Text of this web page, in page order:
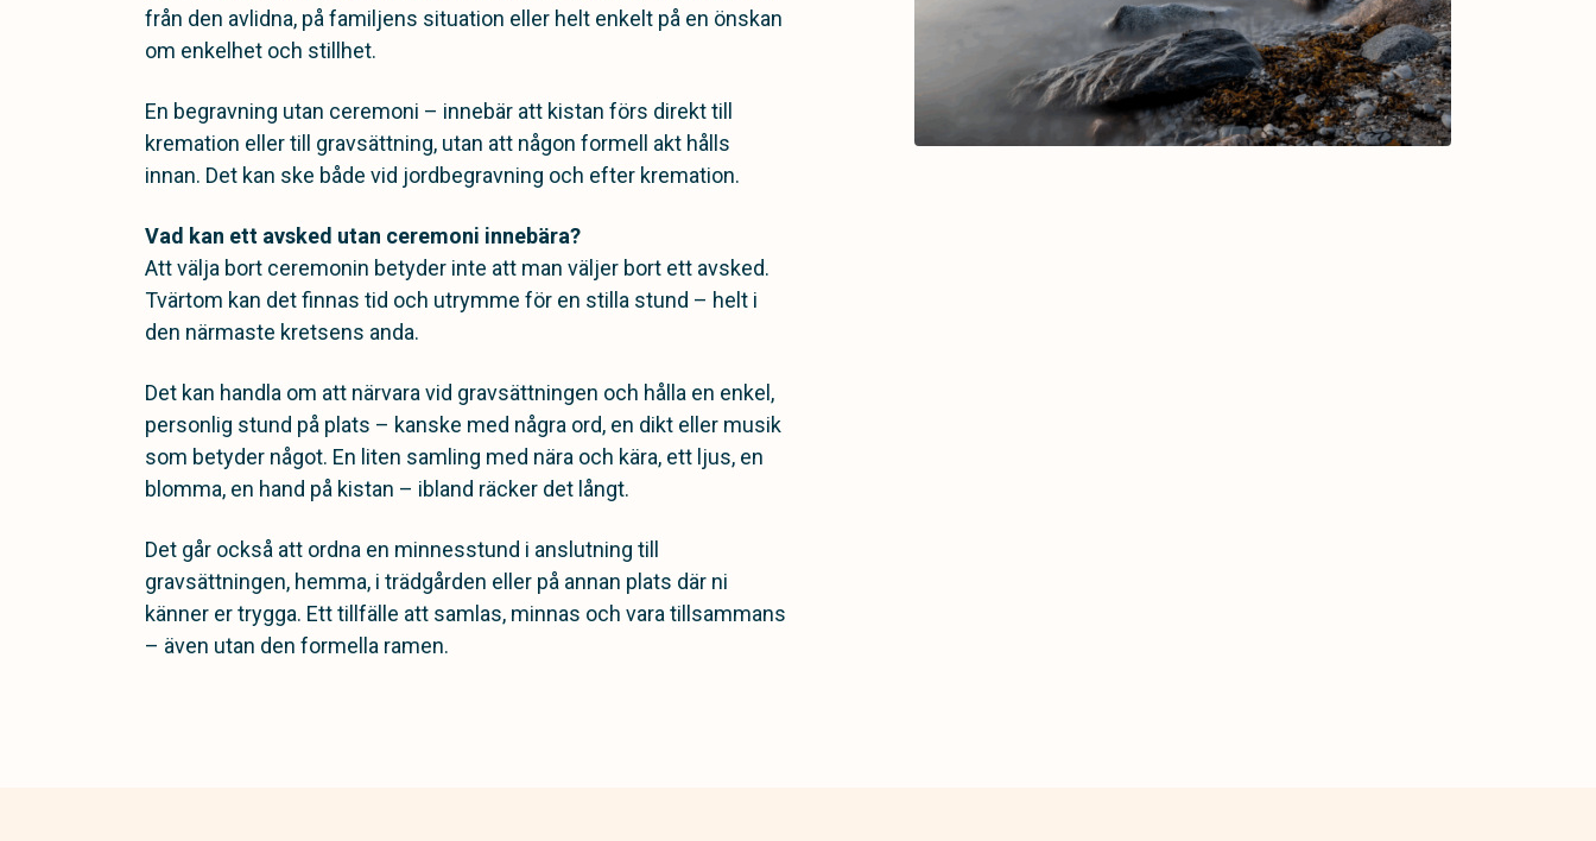
från den avlidna, på familjens situation eller helt enkelt på en önskan
om enkelhet och stillhet.
En begravning utan ceremoni – innebär att kistan förs direkt till
kremation eller till gravsättning, utan att någon formell akt hålls
innan. Det kan ske både vid jordbegravning och efter kremation.
Vad kan ett avsked utan ceremoni innebära?
Att välja bort ceremonin betyder inte att man väljer bort ett avsked.
Tvärtom kan det finnas tid och utrymme för en stilla stund – helt i
den närmaste kretsens anda.
Det kan handla om att närvara vid gravsättningen och hålla en enkel,
personlig stund på plats – kanske med några ord, en dikt eller musik
som betyder något. En liten samling med nära och kära, ett ljus, en
blomma, en hand på kistan – ibland räcker det långt.
Det går också att ordna en minnesstund i anslutning till
gravsättningen, hemma, i trädgården eller på annan plats där ni
känner er trygga. Ett tillfälle att samlas, minnas och vara tillsammans
– även utan den formella ramen.